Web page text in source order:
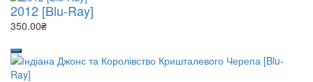
2012 [Blu-Ray]
350.00₴